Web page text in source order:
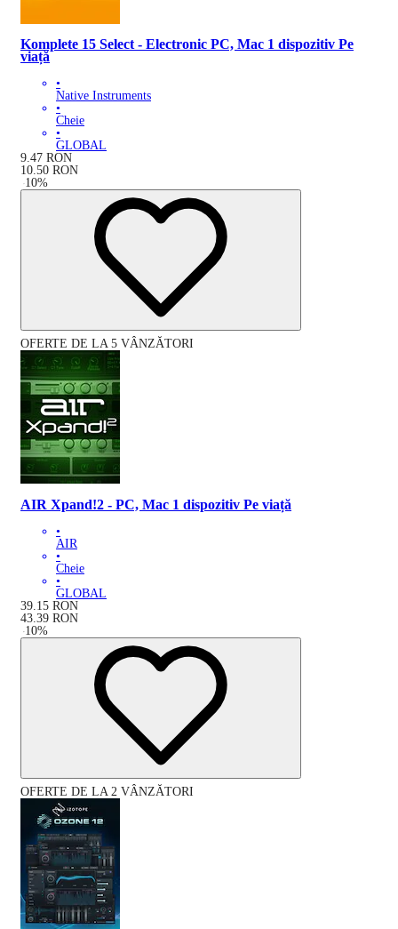
Komplete 15 Select - Electronic PC, Mac 1 dispozitiv Pe
viață
•
Native Instruments
•
Cheie
•
GLOBAL
9.47 RON
10.50 RON
-10%
OFERTE DE LA 5 VÂNZĂTORI
AIR Xpand!2 - PC, Mac 1 dispozitiv Pe viață
•
AIR
•
Cheie
•
GLOBAL
39.15 RON
43.39 RON
-10%
OFERTE DE LA 2 VÂNZĂTORI